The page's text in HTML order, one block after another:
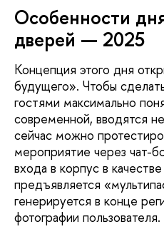
Особенности
дверей — 2025
Концепция этого дня
будущего». Чтобы
гостями максимально
современной, вводятся
сейчас можно
мероприятие через чат-
входа в корпус в
предъявляется
генерируется в конце
фотографии пользователя.